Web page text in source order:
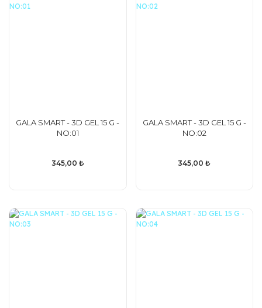
GALA SMART - 3D GEL 15 G -
NO:01
345,00 ₺
GALA SMART - 3D GEL 15 G -
NO:02
345,00 ₺